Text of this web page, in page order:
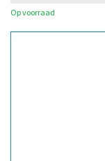
Op voorraad